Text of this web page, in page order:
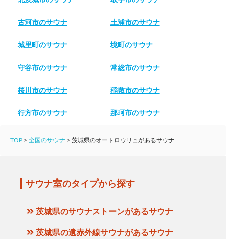
古河市のサウナ 土浦市のサウナ
城里町のサウナ 境町のサウナ
守谷市のサウナ 常総市のサウナ
桜川市のサウナ 稲敷市のサウナ
行方市のサウナ 那珂市のサウナ
TOP > 全国のサウナ > 茨城県のオートロウリュがあるサウナ
サウナ室のタイプから探す
茨城県のサウナストーンがあるサウナ
茨城県の遠赤外線サウナがあるサウナ